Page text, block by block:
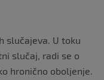
slučajeva. U toku
slučaj, radi se o
hronično oboljenje.